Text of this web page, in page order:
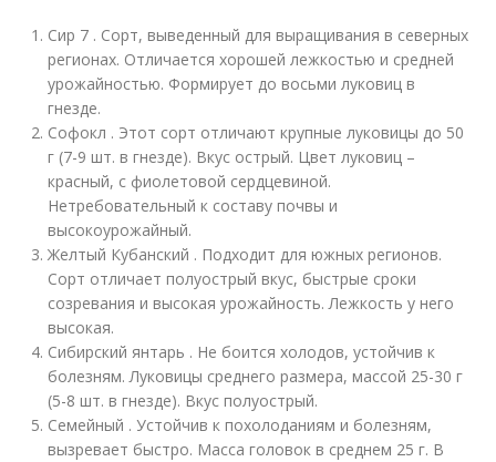
Сир 7 . Сорт, выведенный для выращивания в северных
регионах. Отличается хорошей лежкостью и средней
урожайностью. Формирует до восьми луковиц в
гнезде.
Софокл . Этот сорт отличают крупные луковицы до 50
г (7-9 шт. в гнезде). Вкус острый. Цвет луковиц –
красный, с фиолетовой сердцевиной.
Нетребовательный к составу почвы и
высокоурожайный.
Желтый Кубанский . Подходит для южных регионов.
Сорт отличает полуострый вкус, быстрые сроки
созревания и высокая урожайность. Лежкость у него
высокая.
Сибирский янтарь . Не боится холодов, устойчив к
болезням. Луковицы среднего размера, массой 25-30 г
(5-8 шт. в гнезде). Вкус полуострый.
Семейный . Устойчив к похолоданиям и болезням,
вызревает быстро. Масса головок в среднем 25 г. В